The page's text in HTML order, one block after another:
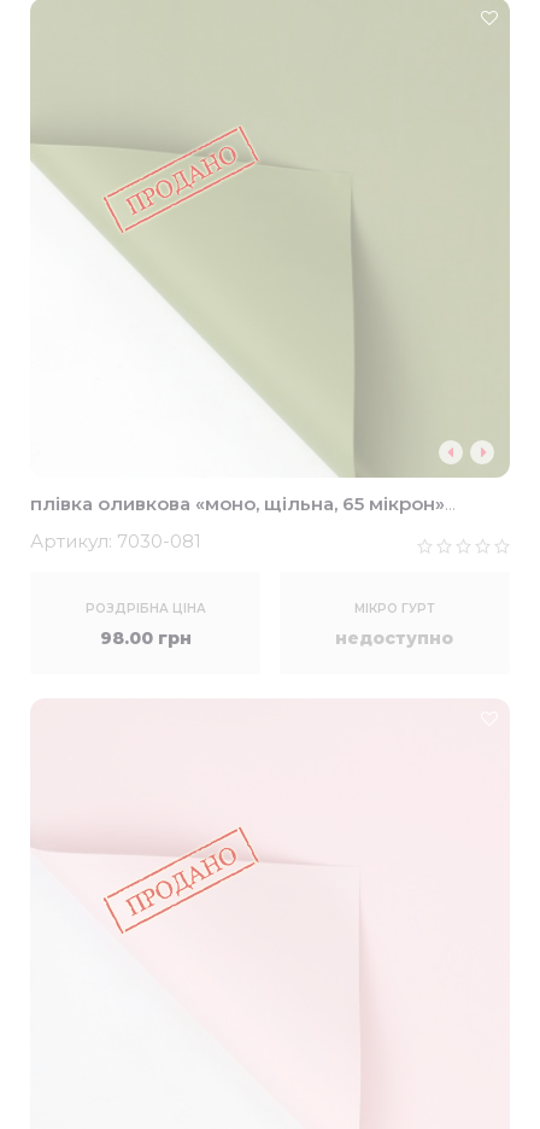
плівка оливкова «моно, щільна, 65 мікрон»
58*58см (20шт)
Артикул: 7030-081
РОЗДРІБНА ЦІНА
98.00 грн
МІКРО ГУРТ
недоступно